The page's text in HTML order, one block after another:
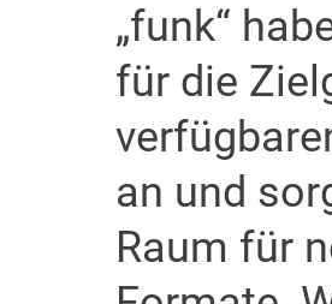
„funk“
für die
an und
Raum für